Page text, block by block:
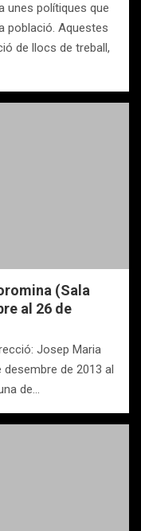
unes polítiques que
població. Aquestes
de llocs de treball,
(Sala
al 26 de
Josep Maria
de 2013 al
de…